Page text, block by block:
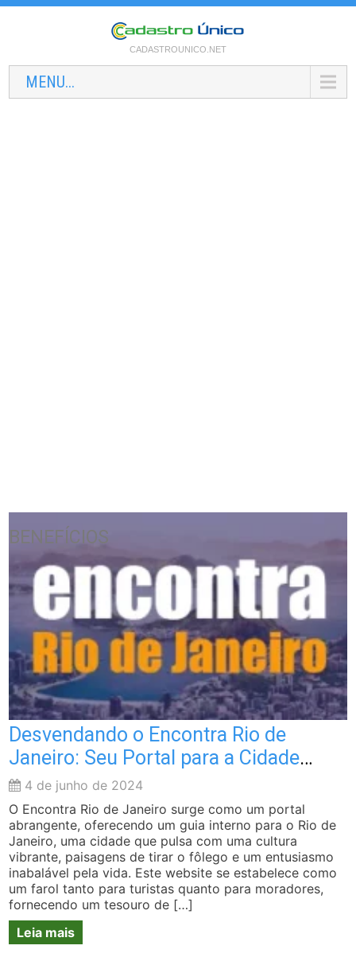
CADASTROUNICO.NET
MENU...
BENEFÍCIOS
Desvendando o Encontra Rio de
Janeiro: Seu Portal para a Cidade
Maravilhosa
4 de junho de 2024
O Encontra Rio de Janeiro surge como um portal
abrangente, oferecendo um guia interno para o Rio de
Janeiro, uma cidade que pulsa com uma cultura
vibrante, paisagens de tirar o fôlego e um entusiasmo
inabalável pela vida. Este website se estabelece como
um farol tanto para turistas quanto para moradores,
fornecendo um tesouro de […]
Leia mais